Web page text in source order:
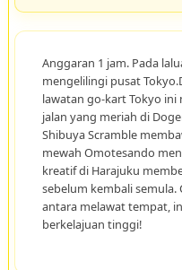
Anggaran 1 jam. Pada
mengelilingi pusat
lawatan go-kart Tokyo ini
jalan yang meriah di
Shibuya Scramble
mewah Omotesando
kreatif di Harajuku
sebelum kembali
antara melawat tempat,
berkelajuan tinggi!